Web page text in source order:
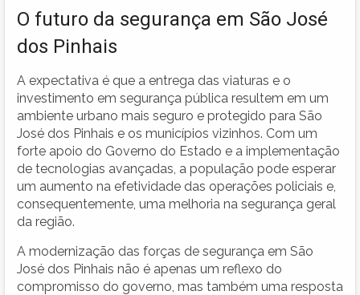
O futuro da segurança em São José
dos Pinhais
A expectativa é que a entrega das viaturas e o
investimento em segurança pública resultem em um
ambiente urbano mais seguro e protegido para São
José dos Pinhais e os municípios vizinhos. Com um
forte apoio do Governo do Estado e a implementação
de tecnologias avançadas, a população pode esperar
um aumento na efetividade das operações policiais e,
consequentemente, uma melhoria na segurança geral
da região.
A modernização das forças de segurança em São
José dos Pinhais não é apenas um reflexo do
compromisso do governo, mas também uma resposta